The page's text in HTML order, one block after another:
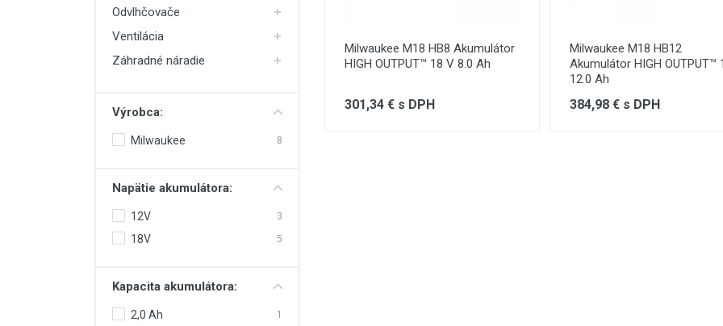
Odvlhčovače
Ventilácia
Záhradné náradie
Výrobca:
Milwaukee 8
Napätie akumulátora:
12V 3
18V 5
Kapacita akumulátora:
2,0 Ah 1
Milwaukee M18 HB8 Akumulátor
HIGH OUTPUT™ 18 V 8.0 Ah
301,34 € s DPH
Milwaukee M18 HB12
Akumulátor HIGH OUTPUT™
12.0 Ah
384,98 € s DPH